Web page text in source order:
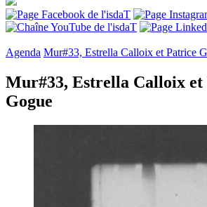
Agenda Mur#33, Estrella Calloix et Patrice
Mur#33, Estrella Calloix et
Gogue